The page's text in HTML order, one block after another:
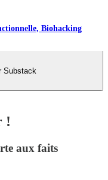
Biohacking
Substack
!
aux faits